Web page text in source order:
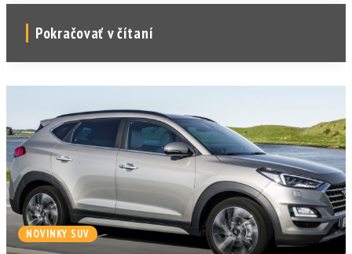
Pokračovať v čítaní
NOVINKY SUV